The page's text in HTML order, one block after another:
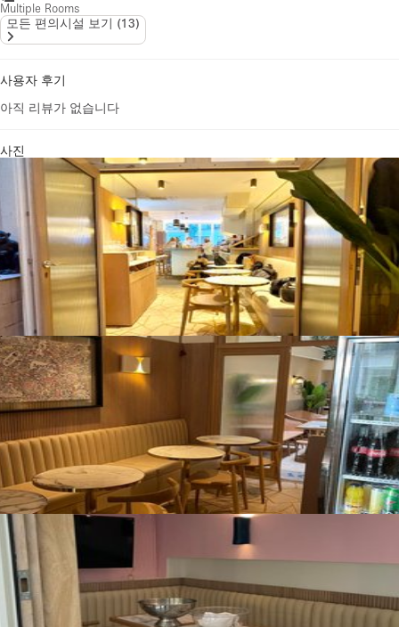
Multiple Rooms
모든 편의시설 보기 (13)
사용자 후기
아직 리뷰가 없습니다
사진